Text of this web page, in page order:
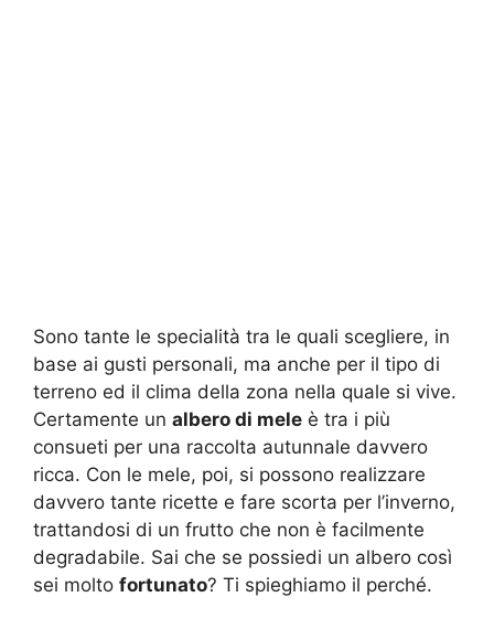
Sono tante le specialità tra le quali scegliere, in
base ai gusti personali, ma anche per il tipo di
terreno ed il clima della zona nella quale si vive.
Certamente un albero di mele è tra i più
consueti per una raccolta autunnale davvero
ricca. Con le mele, poi, si possono realizzare
davvero tante ricette e fare scorta per l’inverno,
trattandosi di un frutto che non è facilmente
degradabile. Sai che se possiedi un albero così
sei molto fortunato? Ti spieghiamo il perché.